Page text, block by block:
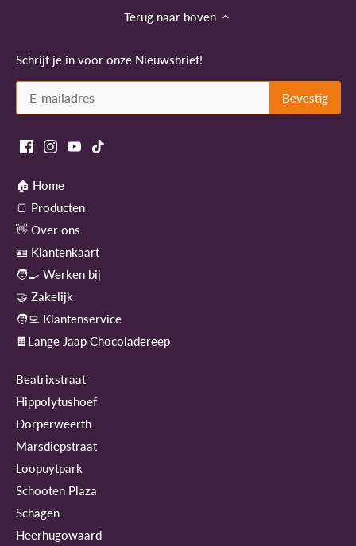
Terug naar boven
Schrijf je in voor onze Nieuwsbrief!
🏠 Home
🍞 Producten
👋 Over ons
🪪 Klantenkaart
🧑‍🍳 Werken bij
🤝 Zakelijk
🧑‍💻 Klantenservice
🍫Lange Jaap Chocoladereep
Beatrixstraat
Hippolytushoef
Dorperweerth
Marsdiepstraat
Loopuytpark
Schooten Plaza
Schagen
Heerhugowaard